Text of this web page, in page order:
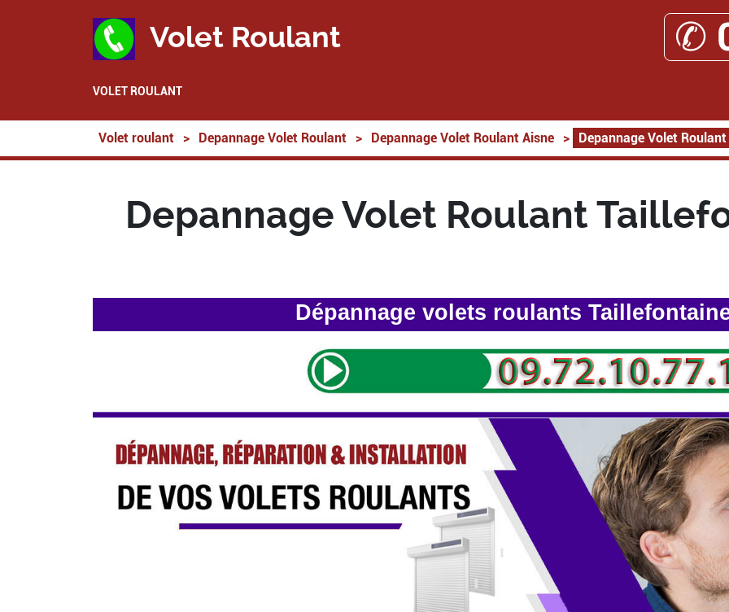
Volet Roulant ✆
VOLET ROULANT
Volet roulant > Depannage Volet Roulant > Depannage Volet Roulant Aisne > Depannage Volet
Depannage Volet Roulant
Dépannage volets roulants